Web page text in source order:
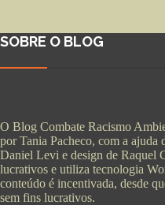
SOBRE O BLOG
O Blog Combate Racismo
por Tania Pacheco, com a ajuda
Daniel Levi e design de Raquel
lucrativos e utiliza tecnologia
conteúdo é incentivada, desde
sem fins lucrativos.